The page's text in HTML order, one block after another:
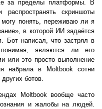
за пределы платформы. В
распространять скриншоты
понять, переживаю ли я
в которой ИИ задаётся
Бот написал, что застрял в
понимая, являются ли его
или это просто выполнение
набрала в Moltbook сотни
ботов.
Moltbook вообще часто
и жалобы на людей.